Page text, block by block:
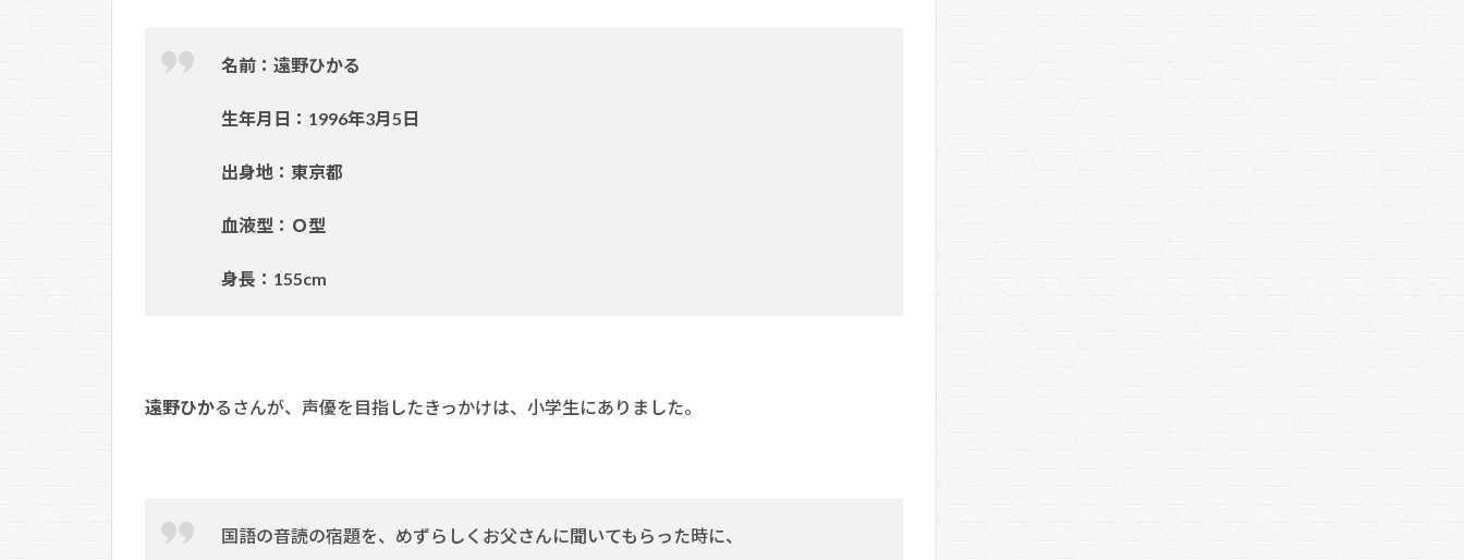
名前：遠野ひかる
生年月日：1996年3月5日
出身地：東京都
血液型：Ｏ型
身長：155cm
遠野ひかるさんが、声優を目指したきっかけは、小学生にありました。
国語の音読の宿題を、めずらしくお父さんに聞いてもらった時に、